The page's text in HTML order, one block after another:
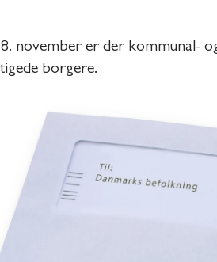
november er der kommunal-
borgere.